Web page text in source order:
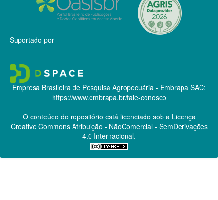
Suportado por
Empresa Brasileira de Pesquisa Agropecuária - Embrapa SAC:
https://www.embrapa.br/fale-conosco
O conteúdo do repositório está licenciado sob a Licença
Creative CommonsAtribuição - NãoComercial - SemDerivações
4.0 Internacional.